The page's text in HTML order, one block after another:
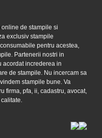
de stampile si
exclusiv stampile
pentru acestea,
Partenerii nostri in
acordat increderea in
de stampile. Nu incercam sa
stampile bune. Va
firma, pfa, ii, cadastru, avocat,